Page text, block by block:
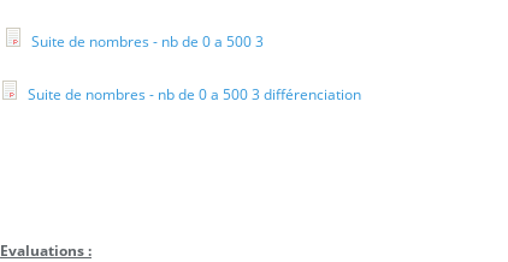
Suite de nombres - nb de 0 a 500 3
Suite de nombres - nb de 0 a 500 3 différenciation
Evaluations :